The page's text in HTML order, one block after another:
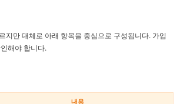
지만 대체로 아래 항목을 중심으로 구성됩니다. 가입
해야 합니다.
내용